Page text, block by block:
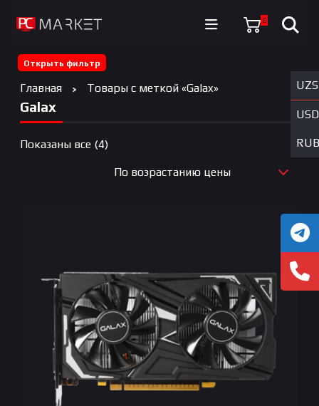
0
UZS
USD
RUB
Открыть фильтр
Главная Товары с меткой «Galax»
Galax
Показаны все (4)Цены:
возрастанию
По возрастанию цены